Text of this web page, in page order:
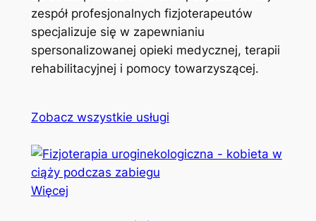
zespół profesjonalnych fizjoterapeutów
specjalizuje się w zapewnianiu
spersonalizowanej opieki medycznej, terapii
rehabilitacyjnej i pomocy towarzyszącej.
Zobacz wszystkie usługi
Więcej